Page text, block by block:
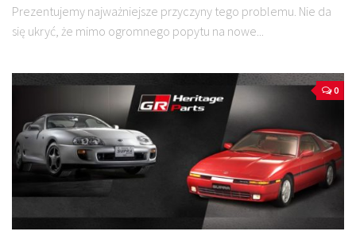
Prezentujemy najważniejsze przyczyny tego problemu. Nie da
się ukryć, że mimo ogromnego popytu na nowe...
0